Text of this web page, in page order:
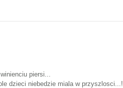
piersi...
dzieci niebedzie miala w przyszlosci...!